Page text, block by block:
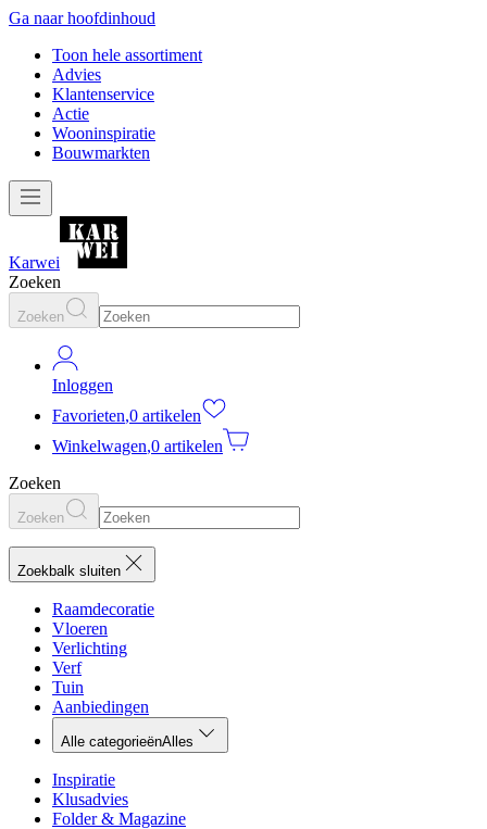
Ga naar hoofdinhoud
Toon hele assortiment
Advies
Klantenservice
Actie
Wooninspiratie
Bouwmarkten
Karwei
Zoeken
Zoeken
Inloggen
Favorieten,0 artikelen
Winkelwagen,0 artikelen
Zoeken
Zoeken
Zoekbalk sluiten
Raamdecoratie
Vloeren
Verlichting
Verf
Tuin
Aanbiedingen
Alle categorieënAlles
Inspiratie
Klusadvies
Folder & Magazine